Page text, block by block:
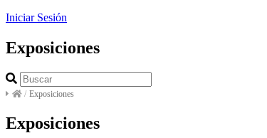
Iniciar Sesión
Exposiciones
/ Exposiciones
Exposiciones